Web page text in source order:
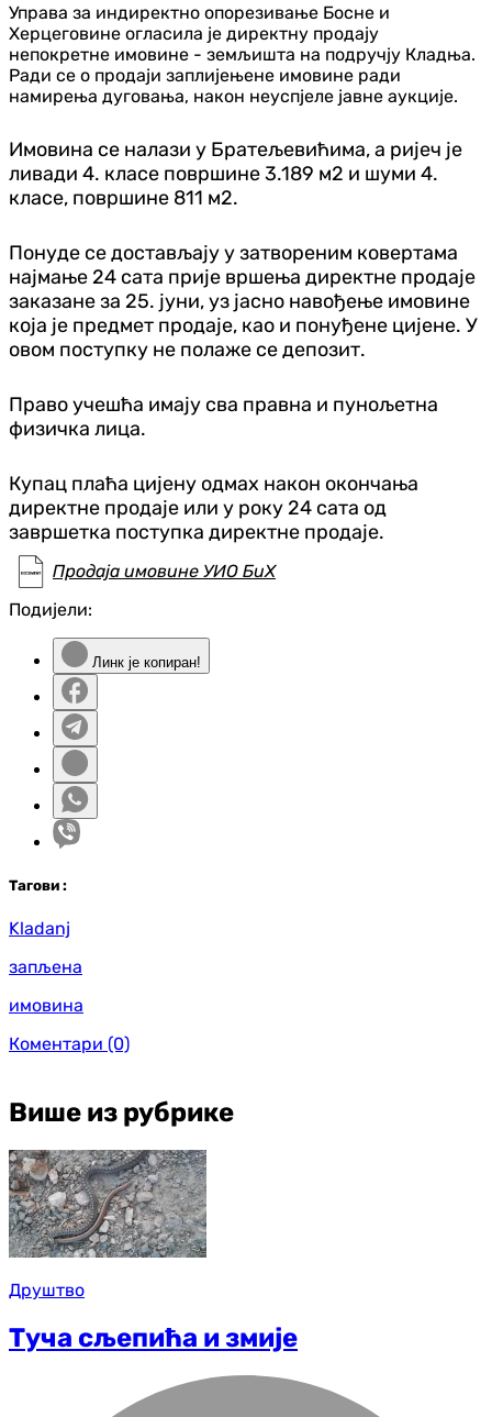
Управа за индиректно опорезивање Босне и
Херцеговине огласила је директну продају
непокретне имовине - земљишта на подручју Кладња.
Ради се о продаји заплијењене имовине ради
намирења дуговања, након неуспјеле јавне аукције.
Имовина се налази у Братељевићима, а ријеч је
ливади 4. класе површине 3.189 м2 и шуми 4.
класе, површине 811 м2.
Понуде се достављају у затвореним ковертама
најмање 24 сата прије вршења директне продаје
заказане за 25. јуни, уз јасно навођење имовине
која је предмет продаје, као и понуђене цијене. У
овом поступку не полаже се депозит.
Право учешћа имају сва правна и пунољетна
физичка лица.
Купац плаћа цијену одмах након окончања
директне продаје или у року 24 сата од
завршетка поступка директне продаје.
Продаја имовине УИО БиХ
Подијели:
Линк је копиран!
Тагови :
Kladanj
запљена
имовина
Коментари (0)
Више из рубрике
Друштво
Tуча сљепића и змије